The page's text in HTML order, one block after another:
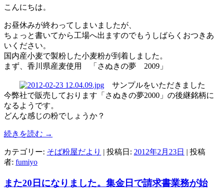
こんにちは。
お昼休みが終わってしまいましたが、
ちょっと書いてから工場へ出ますのでもうしばらくおつきあ
いください。
国内産小麦で製粉した小麦粉が到着しました。
まず、香川県産麦使用 「さぬきの夢 2009」
サンプルをいただきました
今弊社で販売しております「さぬきの夢2000」の後継銘柄に
なるようです。
どんな感じの粉でしょうか？
続きを読む →
カテゴリー: そば粉屋だより | 投稿日: 2012年2月23日 | 投稿
者: fumiyo
また20日になりました。集金日で請求書業務が始